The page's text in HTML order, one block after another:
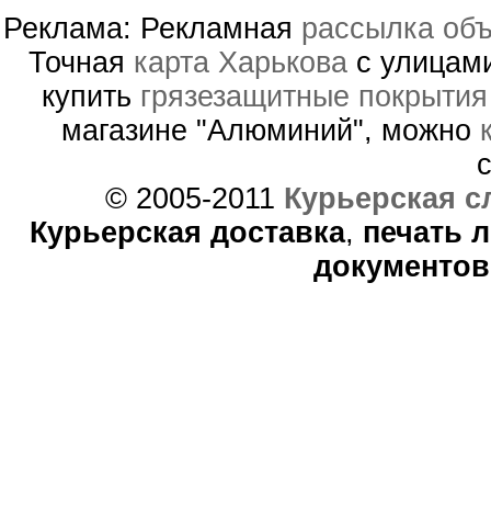
Реклама: Рекламная рассылка
Точная карта Харькова с
купить грязезащитные покрытия
магазине "Алюминий", можно
© 2005-2011 Курьерская
Курьерская доставка, печать
документов